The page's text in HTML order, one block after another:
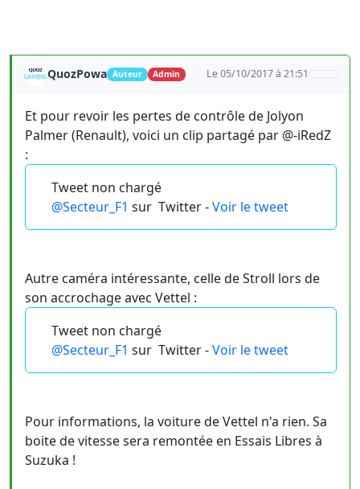
QuozPowa Auteur Admin Le 05/10/2017 à 21:51
Et pour revoir les pertes de contrôle de Jolyon
Palmer (Renault), voici un clip partagé par @-iRedZ
:
Tweet non chargé
@Secteur_F1 sur Twitter -Voir le tweet
Autre caméra intéressante, celle de Stroll lors de
son accrochage avec Vettel :
Tweet non chargé
@Secteur_F1 sur Twitter -Voir le tweet
Pour informations, la voiture de Vettel n'a rien. Sa
boite de vitesse sera remontée en Essais Libres à
Suzuka !